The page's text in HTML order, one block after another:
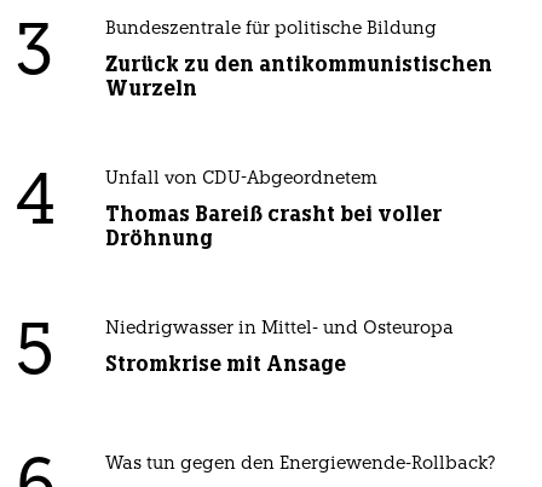
3 Bundeszentrale für politische Bildung
Zurück zu den antikommunistischen
Wurzeln
4 Unfall von CDU-Abgeordnetem
Thomas Bareiß crasht bei voller
Dröhnung
5 Niedrigwasser in Mittel- und Osteuropa
Stromkrise mit Ansage
Was tun gegen den Energiewende-Rollback?